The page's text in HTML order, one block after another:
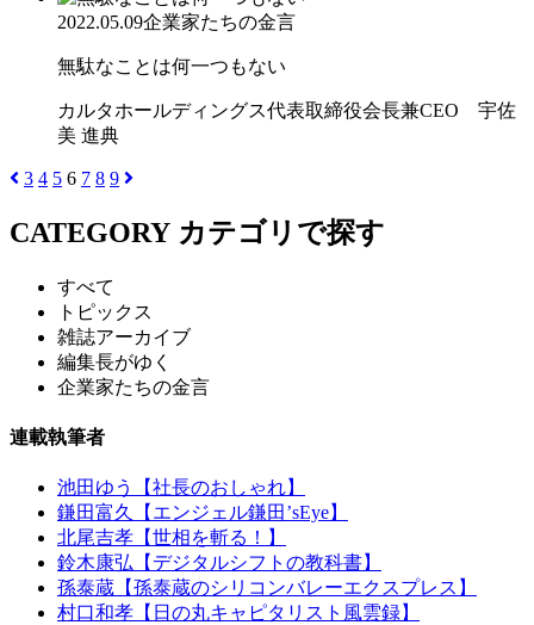
2022.05.09企業家たちの金言
無駄なことは何一つもない
カルタホールディングス代表取締役会長兼CEO 宇佐
美 進典
3 4 5 6 7 8 9
CATEGORY カテゴリで探す
すべて
トピックス
雑誌アーカイブ
編集長がゆく
企業家たちの金言
連載執筆者
池田ゆう【社長のおしゃれ】
鎌田富久【エンジェル鎌田’sEye】
北尾吉孝【世相を斬る！】
鈴木康弘【デジタルシフトの教科書】
孫泰蔵【孫泰蔵のシリコンバレーエクスプレス】
村口和孝【日の丸キャピタリスト風雲録】